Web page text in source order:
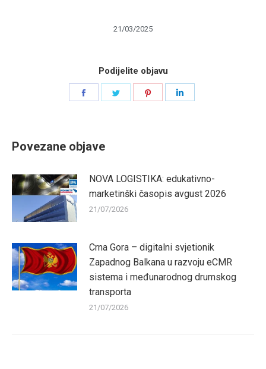
21/03/2025
Podijelite objavu
Povezane objave
NOVA LOGISTIKA: edukativno-
marketinški časopis avgust 2026
21/07/2026
Crna Gora – digitalni svjetionik
Zapadnog Balkana u razvoju eCMR
sistema i međunarodnog drumskog
transporta
21/07/2026